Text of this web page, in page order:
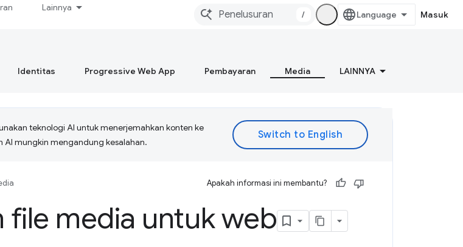
Lainnya
/ Masuk
Identitas Progressive Web App Pembayaran Media LAINNYA
teknologi AI untuk menerjemahkan konten ke
AI mungkin mengandung kesalahan.
Apakah informasi ini membantu?
file media untuk web